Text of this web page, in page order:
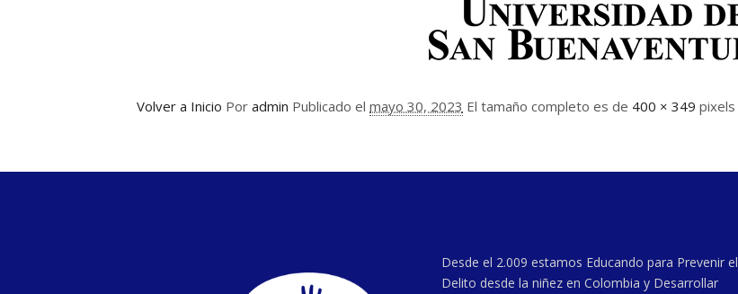
Volver a Inicio Por admin Publicado el mayo 30, 2023 El tamaño completo es de 400 × 349 pixels
Desde el 2.009 estamos Educando para Prevenir el
Delito desde la niñez en Colombia y Desarrollar